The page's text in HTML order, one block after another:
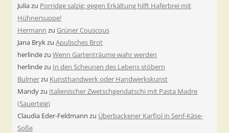
Juliazu Porridge salzig: gegen Erkältung hilft Haferbrei mit
Hühnersuppe!
Hermann zu Grüner Couscous
Jana Brykzu Apulisches Brot
herlindezu Wenn Gartenträume wahr werden
herlindezu In den Scheunen des Lebens stöbern
Bulmerzu Kunsthandwerk oder Handwerkskunst
Mandyzu Italienischer Zwetschgendatschi mit Pasta Madre
(Sauerteig)
Claudia Eder-Feldmann zu Überbackener Karfiol in Senf-Käse-
Soße